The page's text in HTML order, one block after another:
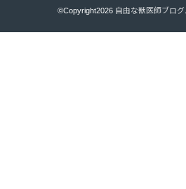
©Copyright2026 自由な獣医師ブログ